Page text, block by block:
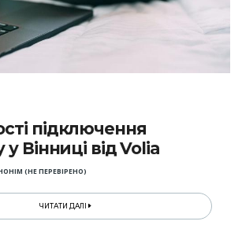
підключення
у Вінниці від Volia
(НЕ ПЕРЕВІРЕНО)
ЧИТАТИ ДАЛІ